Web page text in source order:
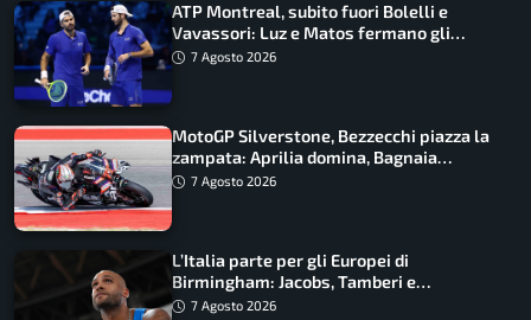
ATP Montreal, subito fuori Bolelli e
Vavassori: Luz e Matos fermano gli
azzurri
7 Agosto 2026
MotoGP Silverstone, Bezzecchi piazza la
zampata: Aprilia domina, Bagnaia
costretto al Q1
7 Agosto 2026
L’Italia parte per gli Europei di
Birmingham: Jacobs, Tamberi e
Battocletti guidano una spedizione
7 Agosto 2026